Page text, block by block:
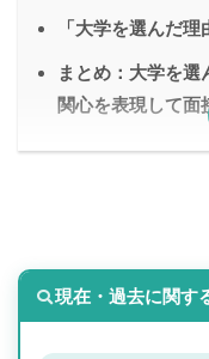
「大学を選んだ
まとめ：大学を
関心を表現して面
現在・過去に関す